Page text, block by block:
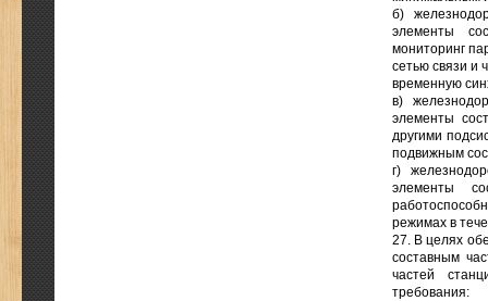
б)
элементы
мониторинг
сетью связи и
временную
в)
элементы
другими
подвижным
г)
элементы
режимах в
27. В целях
составным
частей
требования: